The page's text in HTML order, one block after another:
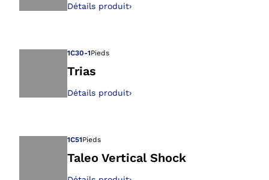
Détails produit›
1C30-1Pieds
Trias
Détails produit›
1C51Pieds
Taleo Vertical Shock